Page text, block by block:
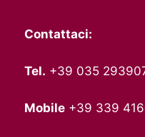
Contattaci:
Tel. +39 035
Mobile +39 339